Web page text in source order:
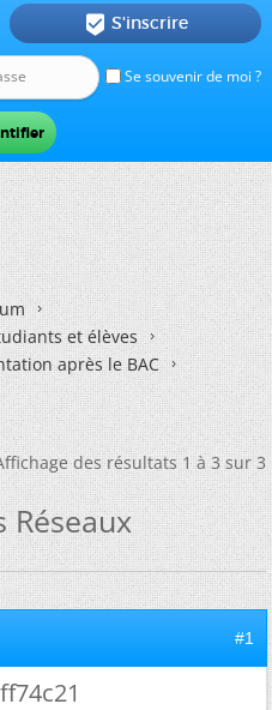
Se souvenir de moi ?
 S'inscrire
et élèves
après le BAC
des résultats 1 à 3 sur 3
#1